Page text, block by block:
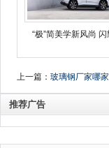
“极”简美学新风尚 闪
上一篇： 玻璃钢厂家哪
花盆,垃圾桶,线缆支架
推荐广告